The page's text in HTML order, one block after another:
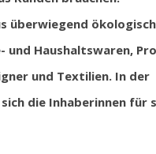
überwiegend
und Haushaltswaren,
und Textilien. In der
die Inhaberinnen für